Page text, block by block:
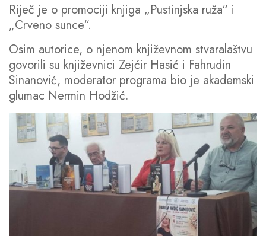
Riječ je o promociji knjiga „Pustinjska ruža“ i
„Crveno sunce“.
Osim autorice, o njenom književnom stvaralaštvu
govorili su književnici Zejćir Hasić i Fahrudin
Sinanović, moderator programa bio je akademski
glumac Nermin Hodžić.